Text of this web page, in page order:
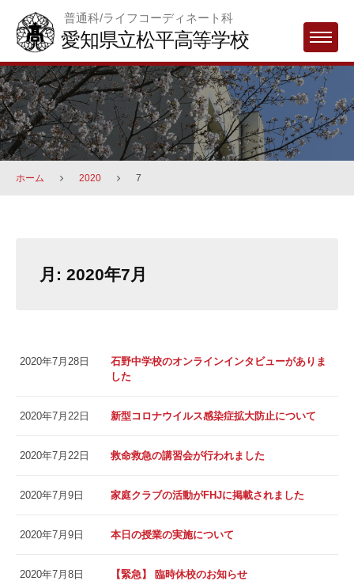
content
普通科/ライフコーディネート科
愛知県立松平高等学校 MENU
ホーム 2020 7
月: 2020年7月
2020年7月28日
石野中学校のオンラインインタビューがありま
した
2020年7月22日 新型コロナウイルス感染症拡大防止について
2020年7月22日 救命救急の講習会が行われました
2020年7月9日 家庭クラブの活動がFHJに掲載されました
2020年7月9日 本日の授業の実施について
2020年7月8日 【緊急】 臨時休校のお知らせ